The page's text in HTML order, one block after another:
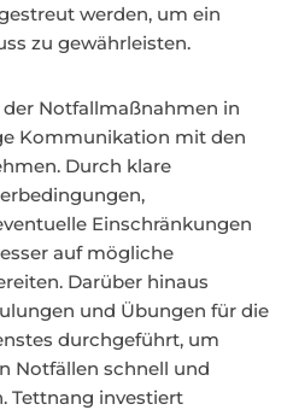
werden, um ein
zu gewährleisten.
Notfallmaßnahmen in
Kommunikation mit den
Durch klare
Einschränkungen
auf mögliche
Darüber hinaus
und Übungen für die
durchgeführt, um
Notfällen schnell und
Tettnang investiert